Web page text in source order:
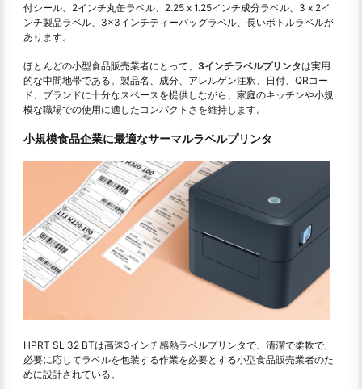
付シール、2インチ丸缶ラベル、2.25 x 1.25インチ成分ラベル、3 x 2イ
ンチ製品ラベル、3×3インチティーバッグラベル、長いボトルラベルが
あります。
ほとんどの小型食品販売業者にとって、 3インチラベルプリンタは実用
的な中間地帯である。製品名、成分、アレルゲン注釈、日付、QRコー
ド、ブランドに十分なスペースを提供しながら、家庭のキッチンや小規
模な職場での使用に適したコンパクトさを維持します。
小規模食品企業に最適なサーマルラベルプリンタ
HPRT SL 32 BTは高速3インチ感熱ラベルプリンタで、清潔で柔軟で、
必要に応じてラベルを包装する作業を必要とする小型食品販売業者のた
めに設計されている。